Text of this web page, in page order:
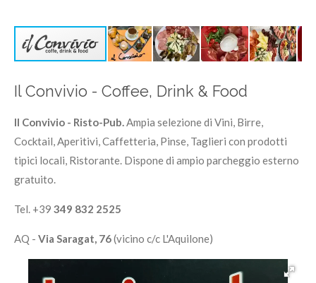
Il Convivio - Coffee, Drink & Food
Il Convivio - Risto-Pub.Ampia selezione di Vini, Birre,
Cocktail, Aperitivi, Caffetteria, Pinse, Taglieri con prodotti
tipici locali, Ristorante. Dispone di ampio parcheggio esterno
gratuito.
Tel. +39 349 832 2525
AQ - Via Saragat, 76(vicino c/c L'Aquilone)